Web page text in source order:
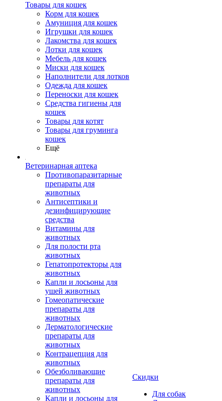
Товары для кошек
Корм для кошек
Амуниция для кошек
Игрушки для кошек
Лакомства для кошек
Лотки для кошек
Мебель для кошек
Миски для кошек
Наполнители для лотков
Одежда для кошек
Переноски для кошек
Средства гигиены для
кошек
Товары для котят
Товары для груминга
кошек
Ещё
Ветеринарная аптека
Противопаразитарные
препараты для
животных
Антисептики и
дезинфицирующие
средства
Витамины для
животных
Для полости рта
животных
Гепатопротекторы для
животных
Капли и лосьоны для
ушей животных
Гомеопатические
препараты для
животных
Дерматологические
препараты для
животных
Контрацепция для
животных
Обезболивающие
препараты для
животных
Капли и лосьоны для
Скидки
Для собак